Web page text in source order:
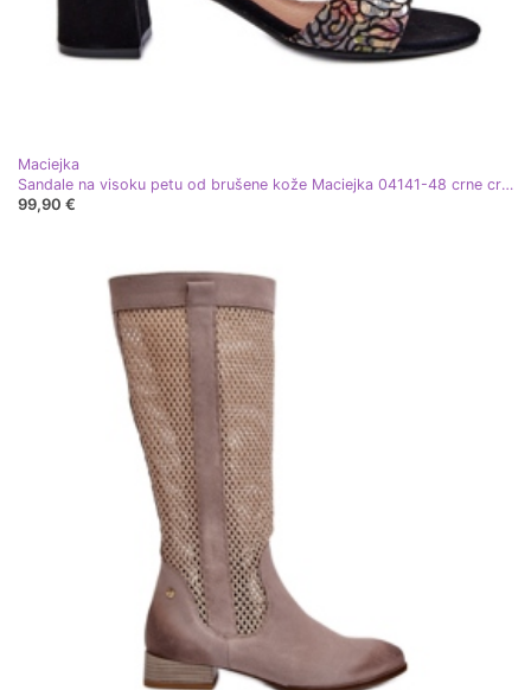
Maciejka
Sandale na visoku petu od brušene kože Maciejka 04141-48 crne crna
99,90 €